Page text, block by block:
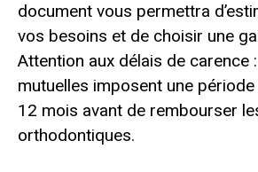
document vous permettra
vos besoins et de choisir une
Attention aux délais de carence
mutuelles imposent une période
12 mois avant de rembourser
orthodontiques.